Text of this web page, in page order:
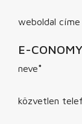
weboldal címe
E-
neve*
közvetlen